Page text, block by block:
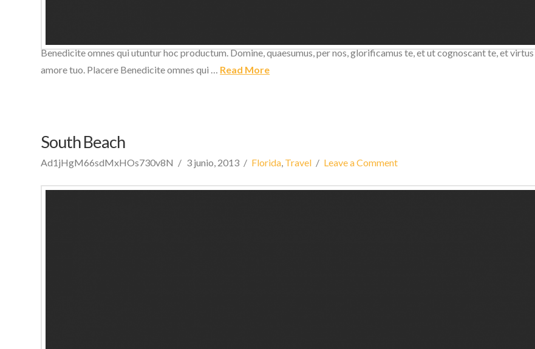
Benedicite omnes qui utuntur hoc productum. Domine, quaesumus, per nos, glorificamus te, et ut cognoscant te, et virtus
amore tuo. Placere Benedicite omnes qui … Read More
South Beach
Ad1jHgM66sdMxHOs730v8N 3 junio, 2013 Florida, Travel Leave a Comment